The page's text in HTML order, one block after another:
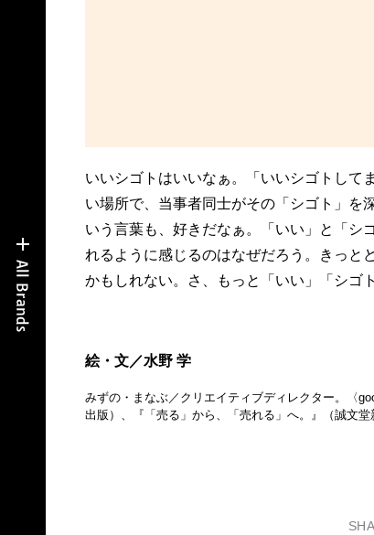
いいシゴトはいいなぁ。「いいシゴトして
い場所で、当事者同士がその「シゴト」を
いう言葉も、好きだなぁ。「いい」と「シ
れるように感じるのはなぜだろう。きっと
かもしれない。さ、もっと「いい」「シゴ
絵・文／水野 学
みずの・まなぶ／クリエイティブディレクター。〈
出版）、『「売る」から、「売れる」へ。』（誠文堂